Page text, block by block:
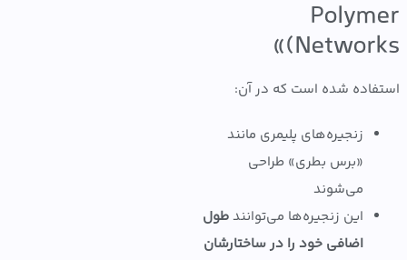
شده است که در آن:
زنجیره‌های پلیمری مانند
«برس بطری» طراحی
می‌شوند
این زنجیره‌ها می‌توانندطول
اضافی خود را در ساختارشان